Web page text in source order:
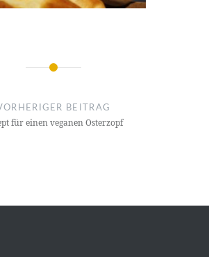
BEITRAG
für einen veganen Osterzopf